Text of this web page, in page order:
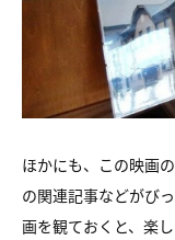
ほかにも、この映画
の関連記事などがび
画を観ておくと、楽